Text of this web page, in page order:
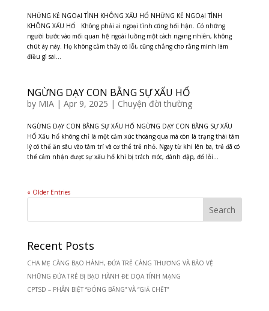
NHỮNG KẺ NGOẠI TÌNH KHÔNG XẤU HỔ NHỮNG KẺ NGOẠI TÌNH
KHÔNG XẤU HỔ Không phải ai ngoại tình cũng hối hận. Có những
người bước vào mối quan hệ ngoài luồng một cách ngang nhiên, không
chút áy náy. Họ không cảm thấy có lỗi, cũng chẳng cho rằng mình làm
điều gì sai...
NGỪNG DẠY CON BẰNG SỰ XẤU HỔ
by MIA| Apr 9, 2025 | Chuyện đời thường
NGỪNG DẠY CON BẰNG SỰ XẤU HỔ NGỪNG DẠY CON BẰNG SỰ XẤU
HỔ Xấu hổ không chỉ là một cảm xúc thoáng qua mà còn là trạng thái tâm
lý có thể ăn sâu vào tâm trí và cơ thể trẻ nhỏ. Ngay từ khi lên ba, trẻ đã có
thể cảm nhận được sự xấu hổ khi bị trách móc, đánh đập, đổ lỗi...
« Older Entries
Recent Posts
CHA MẸ CÀNG BẠO HÀNH, ĐỨA TRẺ CÀNG THƯƠNG VÀ BẢO VỆ
NHỮNG ĐỨA TRẺ BỊ BẠO HÀNH ĐE DỌA TÍNH MẠNG
CPTSD – PHÂN BIỆT “ĐÓNG BĂNG” VÀ “GIẢ CHẾT”